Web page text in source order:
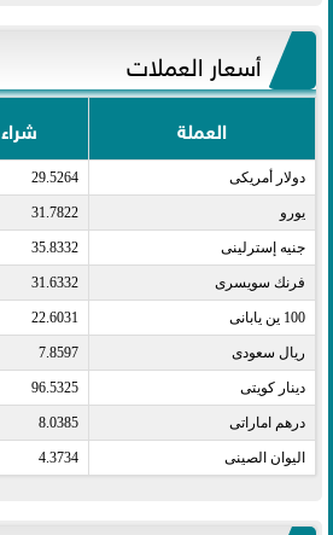
أسعار العملات
العملة شراء
دولار أمريكى​ 29.5264
يورو​ 31.7822
جنيه إسترلينى​ 35.8332
فرنك سويسرى​ 31.6332
100 ين يابانى​ 22.6031
ريال سعودى​ 7.8597
دينار كويتى​ 96.5325
درهم اماراتى​ 8.0385
اليوان الصينى​ 4.3734